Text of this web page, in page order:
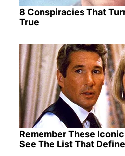
8 Conspiracies That
True
Remember These
See The List That